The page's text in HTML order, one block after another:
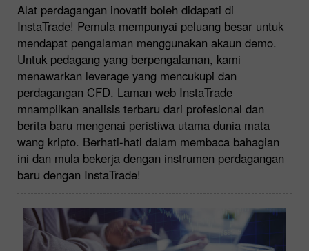
Alat perdagangan inovatif boleh didapati di
InstaTrade! Pemula mempunyai peluang besar untuk
mendapat pengalaman menggunakan akaun demo.
Untuk pedagang yang berpengalaman, kami
menawarkan leverage yang mencukupi dan
perdagangan CFD. Laman web InstaTrade
mnampilkan analisis terbaru dari profesional dan
berita baru mengenai peristiwa utama dunia mata
wang kripto. Berhati-hati dalam membaca bahagian
ini dan mula bekerja dengan instrumen perdagangan
baru dengan InstaTrade!